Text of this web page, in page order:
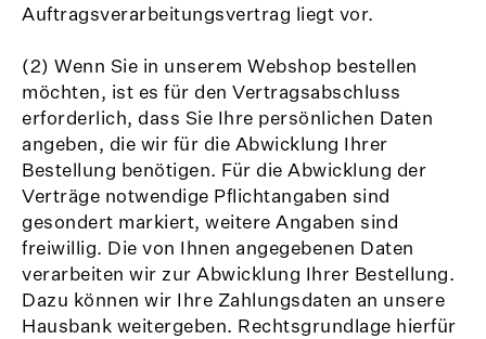
Auftragsverarbeitungsvertrag liegt vor.
(2) Wenn Sie in unserem Webshop bestellen
möchten, ist es für den Vertragsabschluss
erforderlich, dass Sie Ihre persönlichen Daten
angeben, die wir für die Abwicklung Ihrer
Bestellung benötigen. Für die Abwicklung der
Verträge notwendige Pflichtangaben sind
gesondert markiert, weitere Angaben sind
freiwillig. Die von Ihnen angegebenen Daten
verarbeiten wir zur Abwicklung Ihrer Bestellung.
Dazu können wir Ihre Zahlungsdaten an unsere
Hausbank weitergeben. Rechtsgrundlage hierfür